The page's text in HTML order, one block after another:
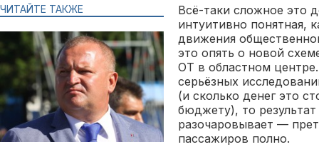
ЧИТАЙТЕ ТАКЖЕ
Всё-таки сложное это
интуитивно понятная,
движения
это опять о новой
ОТ в областном
серьёзных
(и сколько денег это
бюджету), то результат
разочаровывает —
пассажиров полно.